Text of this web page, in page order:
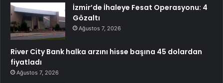
İzmir’de İhaleye Fesat Operasyonu: 4
Gözaltı
Ağustos 7, 2026
River City Bank halka arzını hisse başına 45 dolardan
fiyatladı
Ağustos 7, 2026